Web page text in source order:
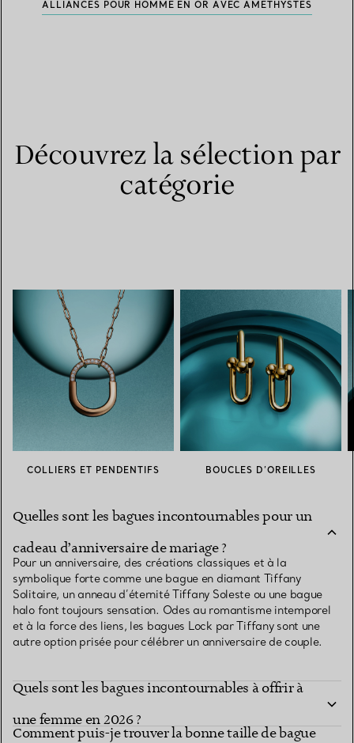
ALLIANCES POUR HOMME EN OR AVEC AMÉTHYSTES
Découvrez la sélection par
catégorie
COLLIERS ET PENDENTIFS BOUCLES D’OREILLES
Quelles sont les bagues incontournables pour un
cadeau d’anniversaire de mariage ?
Pour un anniversaire, des créations classiques et à la
symbolique forte comme une bague en diamant Tiffany
Solitaire, un anneau d’éternité Tiffany Soleste ou une bague
halo font toujours sensation. Odes au romantisme intemporel
et à la force des liens, les bagues Lock par Tiffany sont une
autre option prisée pour célébrer un anniversaire de couple.
Quels sont les bagues incontournables à offrir à
une femme en 2026 ?
Comment puis-je trouver la bonne taille de bague